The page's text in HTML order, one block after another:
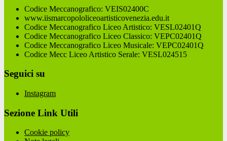
Codice Meccanografico: VEIS02400C
www.iismarcopololiceoartisticovenezia.edu.it
Codice Meccanografico Liceo Artistico: VESL02401Q
Codice Meccanografico Liceo Classico: VEPC02401Q
Codice Meccanografico Liceo Musicale: VEPC02401Q
Codice Mecc Liceo Artistico Serale: VESL024515
Seguici su
Instagram
Sezione Link Utili
Cookie policy